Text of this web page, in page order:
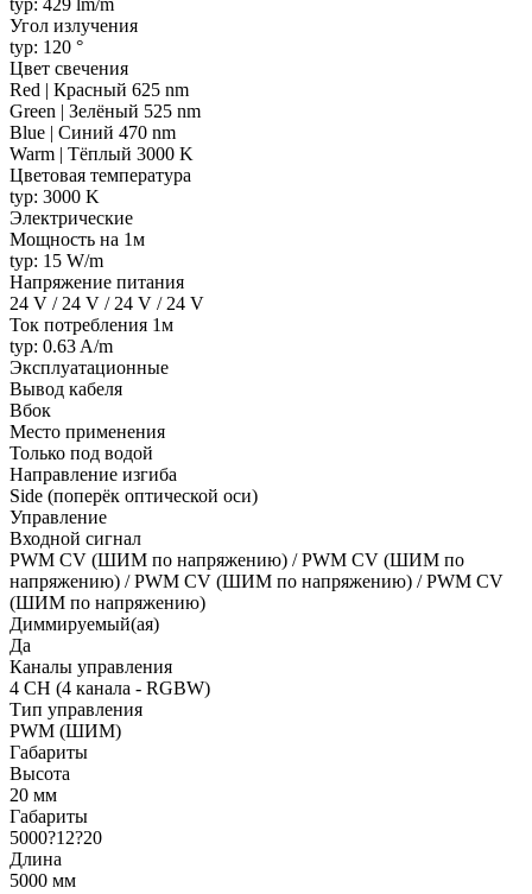
Угол излучения
typ: 120 °
Цвет свечения
Red | Красный 625 nm
Green | Зелёный 525 nm
Blue | Синий 470 nm
Warm | Тёплый 3000 K
Цветовая температура
typ: 3000 K
Электрические
Мощность на 1м
typ: 15 W/m
Напряжение питания
24 V / 24 V / 24 V / 24 V
Ток потребления 1м
typ: 0.63 A/m
Эксплуатационные
Вывод кабеля
Вбок
Место применения
Только под водой
Направление изгиба
Side (поперёк оптической оси)
Управление
Входной сигнал
PWM СV (ШИМ по напряжению) / PWM СV (ШИМ по
напряжению) / PWM СV (ШИМ по напряжению) / PWM СV
(ШИМ по напряжению)
Диммируемый(ая)
Да
Каналы управления
4 CH (4 канала - RGBW)
Тип управления
PWM (ШИМ)
Габариты
Высота
20 мм
Габариты
5000?12?20
Длина
5000 мм